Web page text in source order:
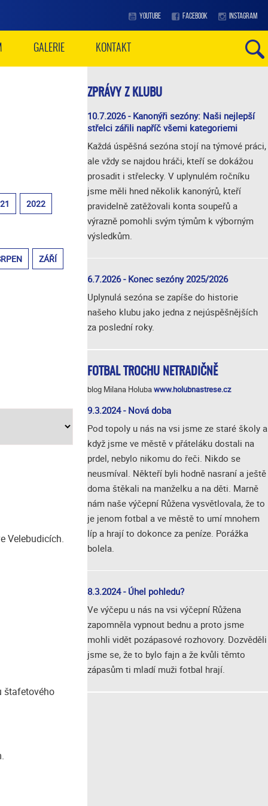
YOUTUBE FACEBOOK INSTAGRAM
GALERIE KONTAKT
2022
ZÁŘÍ
Velebudicích.
štafetového
ZPRÁVY Z KLUBU
10.7.2026 - Kanonýři sezóny: Naši nejlepší
střelci zářili napříč všemi kategoriemi
Každá úspěšná sezóna stojí na týmové práci,
ale vždy se najdou hráči, kteří se dokážou
prosadit i střelecky. V uplynulém ročníku
jsme měli hned několik kanonýrů, kteří
pravidelně zatěžovali konta soupeřů a
výrazně pomohli svým týmům k výborným
výsledkům.
6.7.2026 - Konec sezóny 2025/2026
Uplynulá sezóna se zapíše do historie
našeho klubu jako jedna z nejúspěšnějších
za poslední roky.
FOTBAL TROCHU NETRADIČNĚ
blog Milana Holubawww.holubnastrese.cz
9.3.2024 - Nová doba
Pod topoly u nás na vsi jsme ze staré školy a
když jsme ve městě v přáteláku dostali na
prdel, nebylo nikomu do řeči. Nikdo se
neusmíval. Někteří byli hodně nasraní a ještě
doma štěkali na manželku a na děti. Marně
nám naše výčepní Růžena vysvětlovala, že to
je jenom fotbal a ve městě to umí mnohem
líp a hrají to dokonce za peníze. Porážka
bolela.
8.3.2024 - Úhel pohledu?
Ve výčepu u nás na vsi výčepní Růžena
zapomněla vypnout bednu a proto jsme
mohli vidět pozápasové rozhovory. Dozvěděli
jsme se, že to bylo fajn a že kvůli těmto
zápasům ti mladí muži fotbal hrají.